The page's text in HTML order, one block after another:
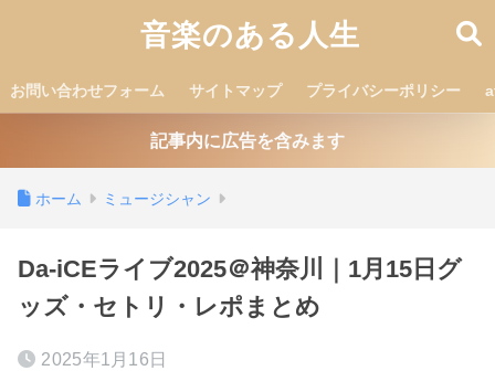
音楽のある人生
お問い合わせフォーム サイトマップ プライバシーポリシー
記事内に広告を含みます
ホーム ミュージシャン
Da-iCEライブ2025＠神奈川｜1月15日グ
ッズ・セトリ・レポまとめ
2025年1月16日